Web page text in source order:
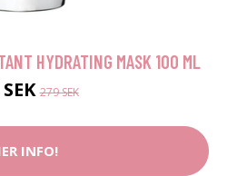
HYDRATING MASK 100 ML
279 SEK
INFO!